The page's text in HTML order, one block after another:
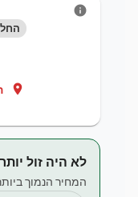
location_on
info
לא היה זול
המחיר הנמוך ביותר ב-30 הימים האחרונים